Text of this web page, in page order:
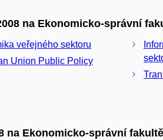
na Ekonomicko-správní
veřejného sektoru
Union Public Policy
na Ekonomicko-správní fakultě